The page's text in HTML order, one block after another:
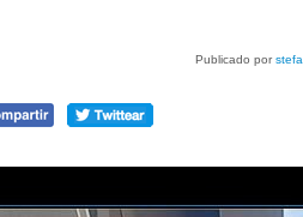
Publicado por